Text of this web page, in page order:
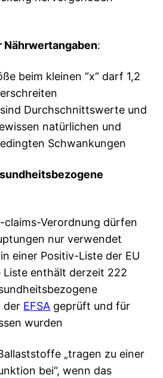
Nährwertangaben:
beim kleinen “x“ darf 1,2
Durchschnittswerte und
natürlichen und
Schwankungen
claims-Verordnung dürfen
nur verwendet
einer Positiv-Liste der EU
Liste enthält derzeit 222
der EFSA geprüft und für
wurden
„tragen zu einer
bei“, wenn das